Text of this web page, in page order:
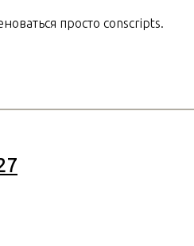
просто conscripts.